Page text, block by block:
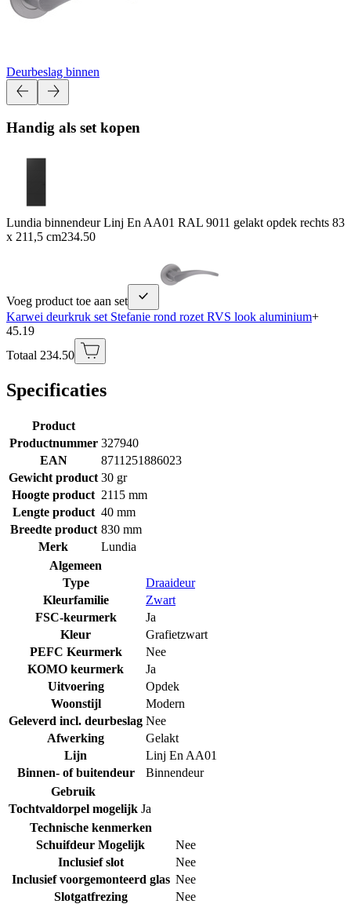
Deurbeslag binnen
Handig als set kopen
Lundia binnendeur Linj En AA01 RAL 9011 gelakt opdek rechts 83
x 211,5 cm234.50
Voeg product toe aan set
Karwei deurkruk set Stefanie rond rozet RVS look aluminium+
45.19
Totaal 234.50
Specificaties
Product
Productnummer 327940
EAN
8711251886023
Gewicht product 30 gr
Hoogte product 2115 mm
Lengte product 40 mm
Breedte product 830 mm
Merk
Lundia
Algemeen
Type
Draaideur
Kleurfamilie
Zwart
FSC-keurmerk
Ja
Kleur
Grafietzwart
PEFC Keurmerk
Nee
KOMO keurmerk
Ja
Uitvoering
Opdek
Woonstijl
Modern
Geleverd incl. deurbeslag Nee
Afwerking
Gelakt
Lijn
Linj En AA01
Binnen- of buitendeur
Binnendeur
Gebruik
Tochtvaldorpel mogelijk Ja
Technische kenmerken
Schuifdeur Mogelijk
Nee
Inclusief slot
Nee
Inclusief voorgemonteerd glas Nee
Slotgatfrezing
Nee